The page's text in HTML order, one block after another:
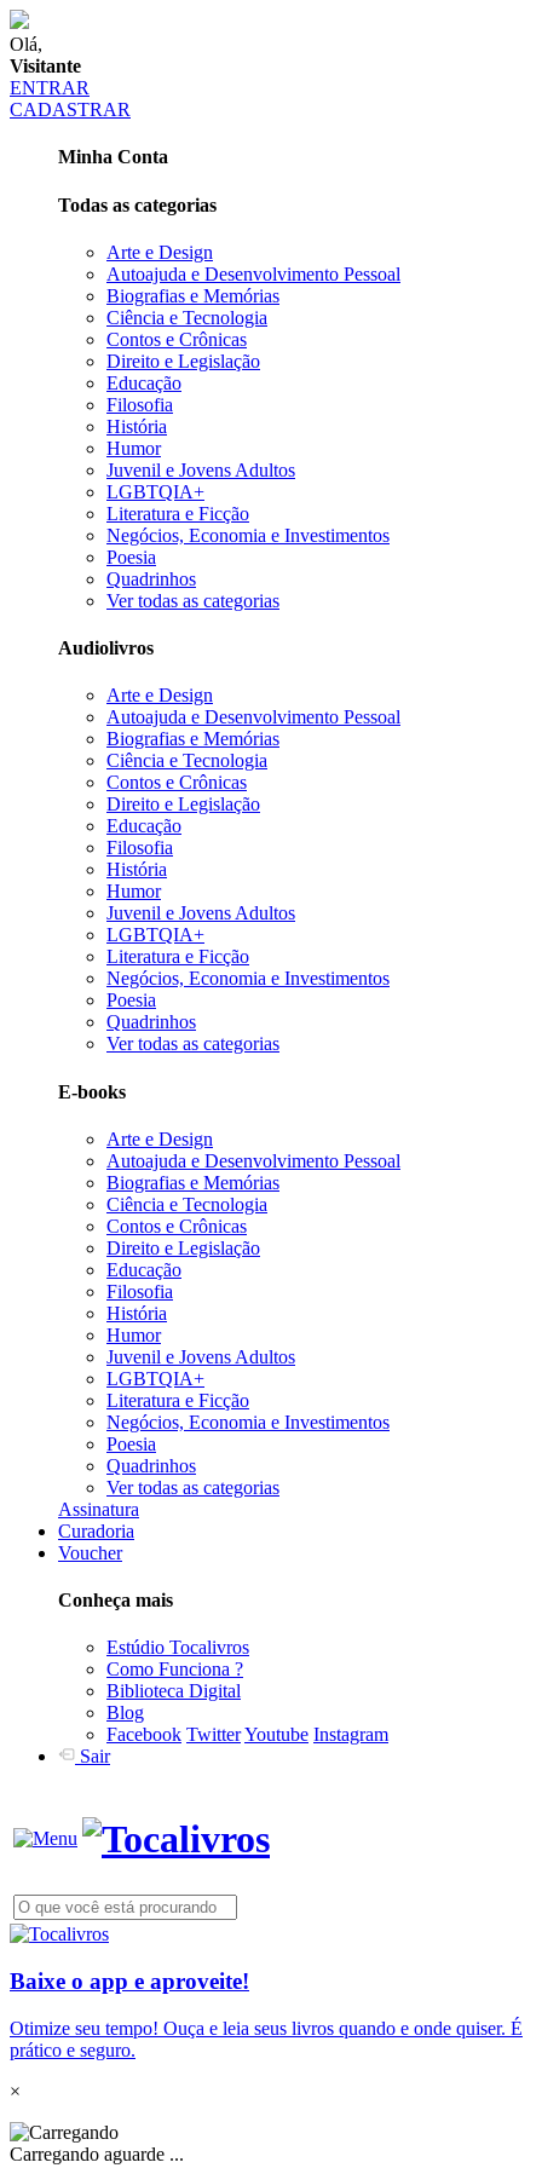
Olá,
Visitante
ENTRAR
CADASTRAR
Minha Conta
Todas as categorias
Arte e Design
Autoajuda e Desenvolvimento Pessoal
Biografias e Memórias
Ciência e Tecnologia
Contos e Crônicas
Direito e Legislação
Educação
Filosofia
História
Humor
Juvenil e Jovens Adultos
LGBTQIA+
Literatura e Ficção
Negócios, Economia e Investimentos
Poesia
Quadrinhos
Ver todas as categorias
Audiolivros
Arte e Design
Autoajuda e Desenvolvimento Pessoal
Biografias e Memórias
Ciência e Tecnologia
Contos e Crônicas
Direito e Legislação
Educação
Filosofia
História
Humor
Juvenil e Jovens Adultos
LGBTQIA+
Literatura e Ficção
Negócios, Economia e Investimentos
Poesia
Quadrinhos
Ver todas as categorias
E-books
Arte e Design
Autoajuda e Desenvolvimento Pessoal
Biografias e Memórias
Ciência e Tecnologia
Contos e Crônicas
Direito e Legislação
Educação
Filosofia
História
Humor
Juvenil e Jovens Adultos
LGBTQIA+
Literatura e Ficção
Negócios, Economia e Investimentos
Poesia
Quadrinhos
Ver todas as categorias
Assinatura
Curadoria
Voucher
Conheça mais
Estúdio Tocalivros
Como Funciona ?
Biblioteca Digital
Blog
Facebook TwitterYoutube Instagram
Sair
Baixe o app e aproveite!
Otimize seu tempo! Ouça e leia seus livros quando e onde quiser. É
prático e seguro.
×
Carregando aguarde ...